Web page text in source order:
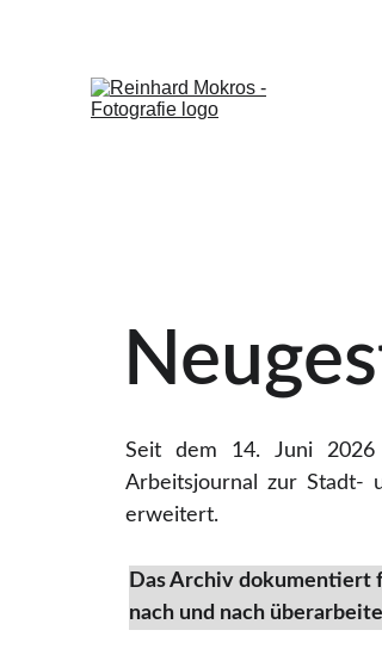
Seit dem 14. Juni
Arbeitsjournal zur Stadt-
erweitert.
Das Archiv dokumentiert
nach und nach